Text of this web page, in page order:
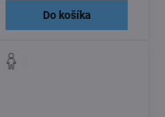
Do košíka